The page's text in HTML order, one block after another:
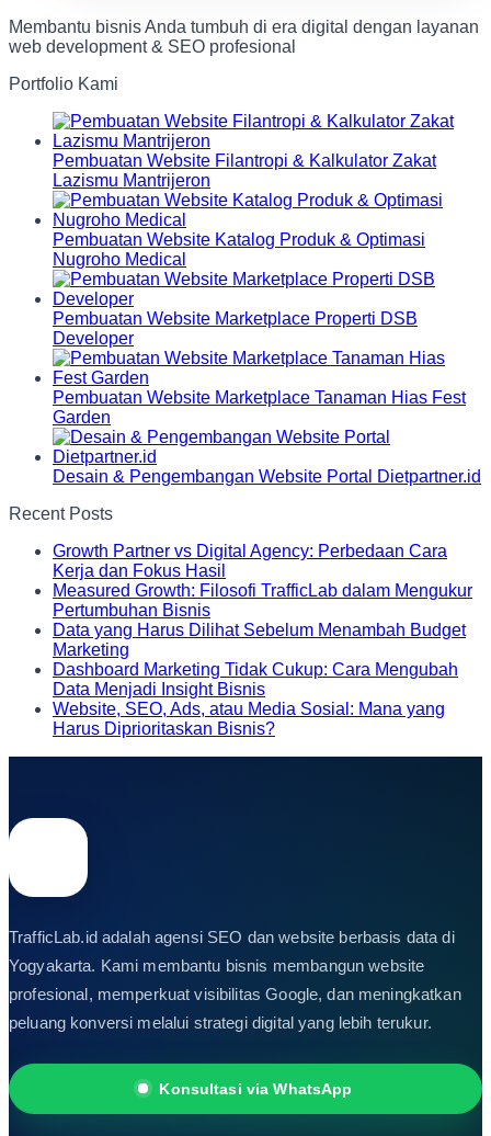
Membantu bisnis Anda tumbuh di era digital dengan layanan
web development & SEO profesional
Portfolio Kami
Pembuatan Website Filantropi & Kalkulator Zakat
Lazismu Mantrijeron
Pembuatan Website Katalog Produk & Optimasi
Nugroho Medical
Pembuatan Website Marketplace Properti DSB
Developer
Pembuatan Website Marketplace Tanaman Hias Fest
Garden
Desain & Pengembangan Website Portal Dietpartner.id
Recent Posts
Growth Partner vs Digital Agency: Perbedaan Cara
Kerja dan Fokus Hasil
Measured Growth: Filosofi TrafficLab dalam Mengukur
Pertumbuhan Bisnis
Data yang Harus Dilihat Sebelum Menambah Budget
Marketing
Dashboard Marketing Tidak Cukup: Cara Mengubah
Data Menjadi Insight Bisnis
Website, SEO, Ads, atau Media Sosial: Mana yang
Harus Diprioritaskan Bisnis?
TrafficLab.id adalah agensi SEO dan website berbasis data di
Yogyakarta. Kami membantu bisnis membangun website
profesional, memperkuat visibilitas Google, dan meningkatkan
peluang konversi melalui strategi digital yang lebih terukur.
Konsultasi via WhatsApp